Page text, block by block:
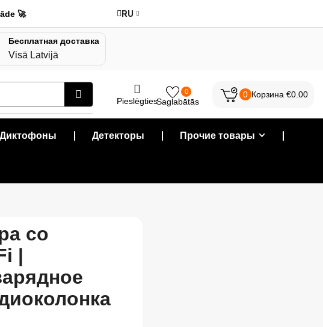
🚀 RU
Бесплатная доставка
Visā Latvijā
Pieslēgties
0
Saglabātās
0 Корзина €0.00
Диктофоны Детекторы Прочие товары
со
|